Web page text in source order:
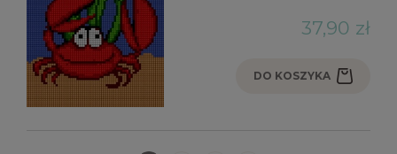
37,90 zł
DO KOSZYKA